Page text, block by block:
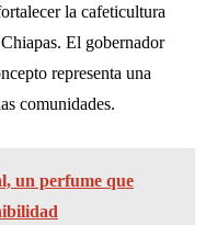
la cafeticultura
El gobernador
representa una
comunidades.
un perfume que